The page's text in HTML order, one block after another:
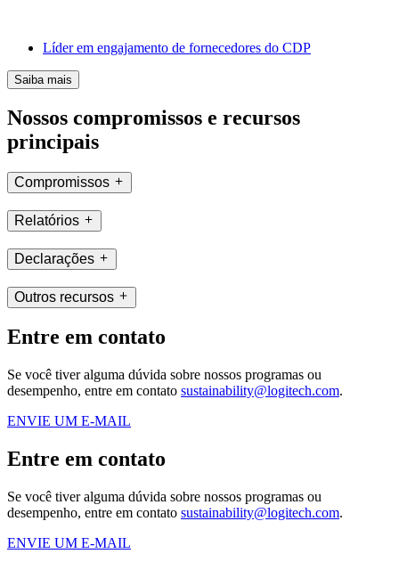
Líder em engajamento de fornecedores do CDP
Saiba mais
Nossos compromissos e recursos
principais
Compromissos
Relatórios
Declarações
Outros recursos
Entre em contato
Se você tiver alguma dúvida sobre nossos programas ou
desempenho, entre em contato sustainability@logitech.com.
ENVIE UM E-MAIL
Entre em contato
Se você tiver alguma dúvida sobre nossos programas ou
desempenho, entre em contato sustainability@logitech.com.
ENVIE UM E-MAIL